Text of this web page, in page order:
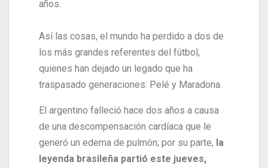
años.
Así las cosas, el mundo ha perdido a dos de
los más grandes referentes del fútbol,
quienes han dejado un legado que ha
traspasado generaciones: Pelé y Maradona.
El argentino falleció hace dos años a causa
de una descompensación cardíaca que le
generó un edema de pulmón; por su parte, la
leyenda brasileña partió este jueves,